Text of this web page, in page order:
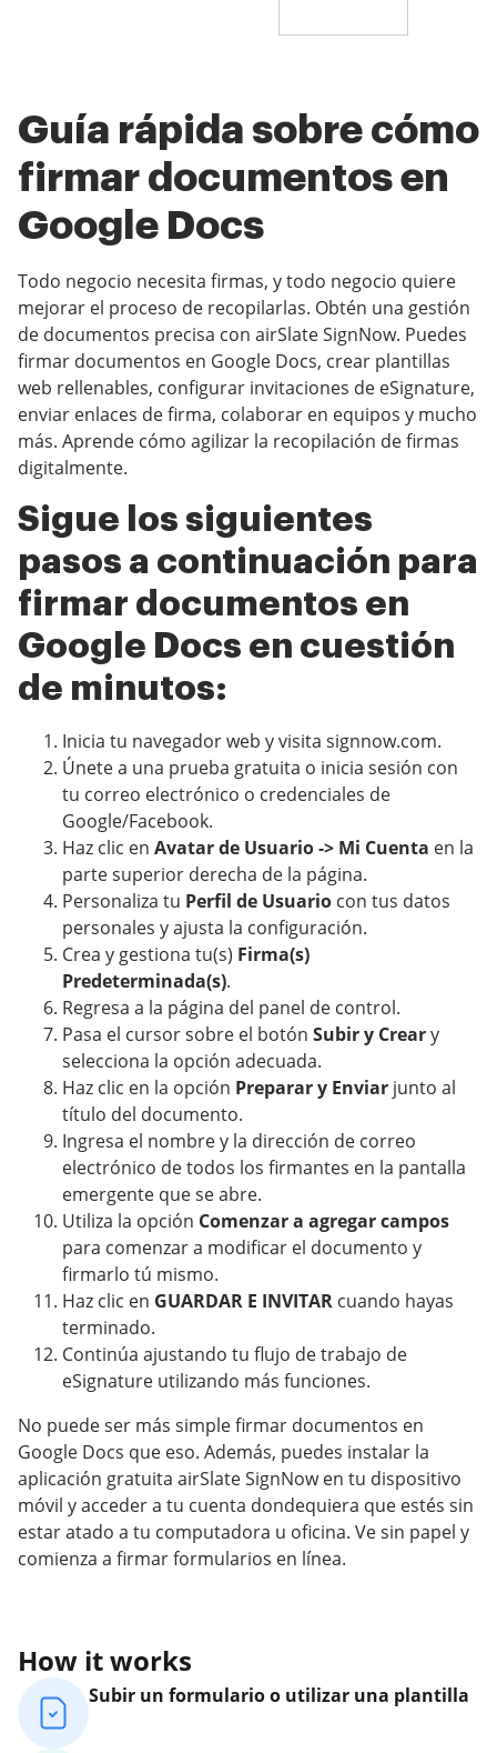
Guía rápida sobre cómo
firmar documentos en
Google Docs
Todo negocio necesita firmas, y todo negocio quiere
mejorar el proceso de recopilarlas. Obtén una gestión
de documentos precisa con airSlate SignNow. Puedes
firmar documentos en Google Docs, crear plantillas
web rellenables, configurar invitaciones de eSignature,
enviar enlaces de firma, colaborar en equipos y mucho
más. Aprende cómo agilizar la recopilación de firmas
digitalmente.
Sigue los siguientes
pasos a continuación para
firmar documentos en
Google Docs en cuestión
de minutos:
Inicia tu navegador web y visita signnow.com.
Únete a una prueba gratuita o inicia sesión con
tu correo electrónico o credenciales de
Google/Facebook.
Haz clic en Avatar de Usuario -> Mi Cuenta en la
parte superior derecha de la página.
Personaliza tu Perfil de Usuario con tus datos
personales y ajusta la configuración.
Crea y gestiona tu(s) Firma(s)
Predeterminada(s).
Regresa a la página del panel de control.
Pasa el cursor sobre el botón Subir y Creary
selecciona la opción adecuada.
Haz clic en la opción Preparar y Enviar junto al
título del documento.
Ingresa el nombre y la dirección de correo
electrónico de todos los firmantes en la pantalla
emergente que se abre.
Utiliza la opción Comenzar a agregar campos
para comenzar a modificar el documento y
firmarlo tú mismo.
Haz clic en GUARDAR E INVITAR cuando hayas
terminado.
Continúa ajustando tu flujo de trabajo de
eSignature utilizando más funciones.
No puede ser más simple firmar documentos en
Google Docs que eso. Además, puedes instalar la
aplicación gratuita airSlate SignNow en tu dispositivo
móvil y acceder a tu cuenta dondequiera que estés sin
estar atado a tu computadora u oficina. Ve sin papel y
comienza a firmar formularios en línea.
How it works
Subir un formulario o utilizar una plantilla